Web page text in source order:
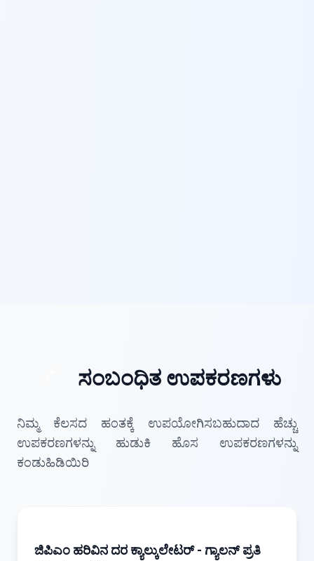
ಸಂಬಂಧಿತ ಉಪಕರಣಗಳು
ನಿಮ್ಮ ಕೆಲಸದ ಹಂತಕ್ಕೆ ಉಪಯೋಗಿಸಬಹುದಾದ ಹೆಚ್ಚು
ಉಪಕರಣಗಳನ್ನು ಹುಡುಕಿ ಹೊಸ ಉಪಕರಣಗಳನ್ನು
ಕಂಡುಹಿಡಿಯಿರಿ
ಜಿಪಿಎಂ ಹರಿವಿನ ದರ ಕ್ಯಾಲ್ಕುಲೇಟರ್ - ಗ್ಯಾಲನ್ ಪ್ರತಿ